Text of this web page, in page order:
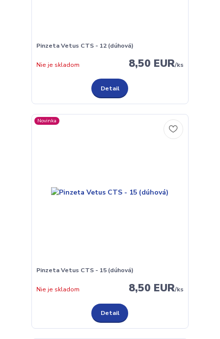
Pinzeta Vetus CTS - 12 (dúhová)
8,50 EUR/ks
Nie je skladom
Detail
Novinka
Pinzeta Vetus CTS - 15 (dúhová)
8,50 EUR/ks
Nie je skladom
Detail